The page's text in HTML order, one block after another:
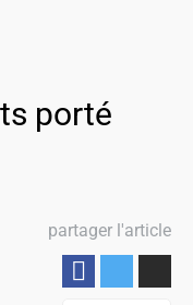
porté
partager l'article